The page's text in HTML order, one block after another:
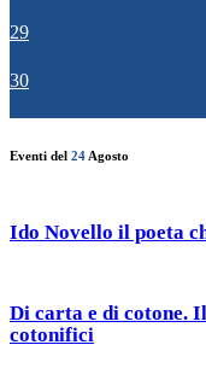
29
30
Eventi del 24 Agosto
Ido Novello il poeta
Di carta e di cotone.
cotonifici